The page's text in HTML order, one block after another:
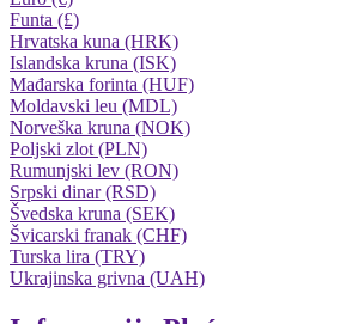
Funta (£)
Hrvatska kuna (HRK)
Islandska kruna (ISK)
Mađarska forinta (HUF)
Moldavski leu (MDL)
Norveška kruna (NOK)
Poljski zlot (PLN)
Rumunjski lev (RON)
Srpski dinar (RSD)
Švedska kruna (SEK)
Švicarski franak (CHF)
Turska lira (TRY)
Ukrajinska grivna (UAH)